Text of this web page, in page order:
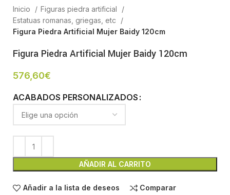
Inicio
Figuras piedra artificial
Estatuas romanas, griegas, etc
Figura Piedra Artificial Mujer Baidy 120cm
Figura Piedra Artificial Mujer Baidy 120cm
576,60€
ACABADOS PERSONALIZADOS
AÑADIR AL CARRITO
Añadir a la lista de deseos Comparar